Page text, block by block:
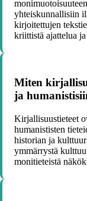
yhteiskunnallisiin
kirjoitettujen
kriittistä ajattelua
Miten
ja
Kirjallisuustieteet
humanististen
historian ja
ymmärrystä
monitieteistä